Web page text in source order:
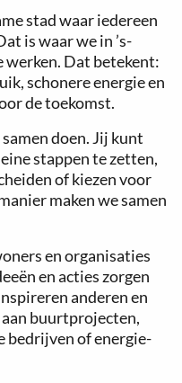
stad waar iedereen
is waar we in ’s-
werken. Dat betekent:
schonere energie en
de toekomst.
doen. Jij kunt
stappen te zetten,
of kiezen voor
maken we samen
en organisaties
en acties zorgen
anderen en
aan buurtprojecten,
bedrijven of energie-